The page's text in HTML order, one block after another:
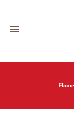
Home